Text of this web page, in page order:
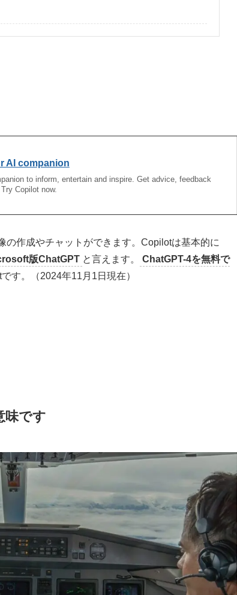
AI companion
to inform, entertain and inspire. Get advice, feedback
Copilot now.
の作成やチャットができます。Copilotは基本的に
版ChatGPT と言えます。
ChatGPT-4を無料で
す。（2024年11月1日現在）
味です